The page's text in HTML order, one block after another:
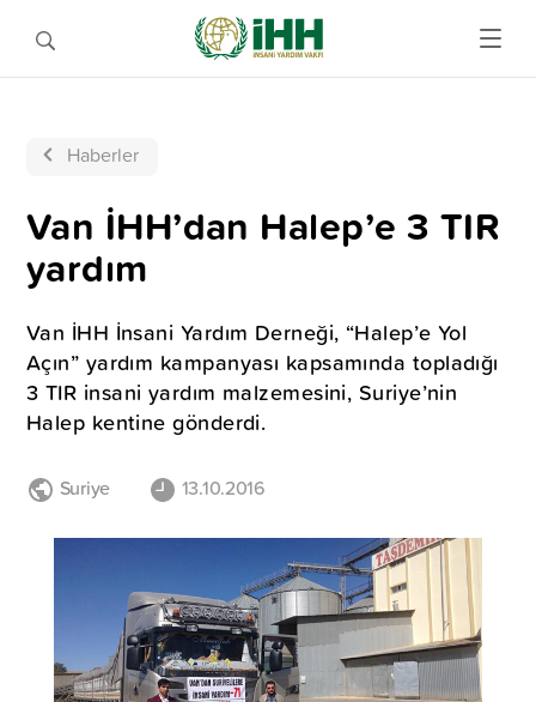
Haberler
Van İHH’dan Halep’e 3 TIR
yardım
Van İHH İnsani Yardım Derneği, “Halep’e Yol
Açın” yardım kampanyası kapsamında topladığı
3 TIR insani yardım malzemesini, Suriye’nin
Halep kentine gönderdi.
Suriye 13.10.2016